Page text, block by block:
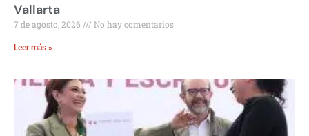
Vallarta
7 de agosto, 2026 No hay comentarios
Leer más »